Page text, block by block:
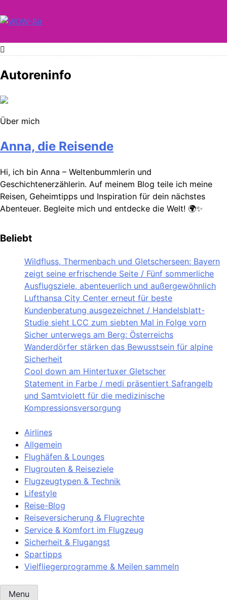
to
WOW-Air
Autoreninfo
Über mich
Anna, die Reisende
Hi, ich bin Anna – Weltenbummlerin und
Geschichtenerzählerin. Auf meinem Blog teile ich meine
Reisen, Geheimtipps und Inspiration für dein nächstes
Abenteuer. Begleite mich und entdecke die Welt! 🌍✨
Beliebt
Wildfluss, Thermenbach und Gletscherseen: Bayern
zeigt seine erfrischende Seite / Fünf sommerliche
Ausflugsziele, abenteuerlich und außergewöhnlich
Lufthansa City Center erneut für beste
Kundenberatung ausgezeichnet / Handelsblatt-
Studie sieht LCC zum siebten Mal in Folge vorn
Sicher unterwegs am Berg: Österreichs
Wanderdörfer stärken das Bewusstsein für alpine
Sicherheit
Cool down am Hintertuxer Gletscher
Statement in Farbe / medi präsentiert Safrangelb
und Samtviolett für die medizinische
Kompressionsversorgung
Airlines
Allgemein
Flughäfen & Lounges
Flugrouten & Reiseziele
Flugzeugtypen & Technik
Lifestyle
Reise-Blog
Reiseversicherung & Flugrechte
Service & Komfort im Flugzeug
Sicherheit & Flugangst
Spartipps
Vielfliegerprogramme & Meilen sammeln
Menu